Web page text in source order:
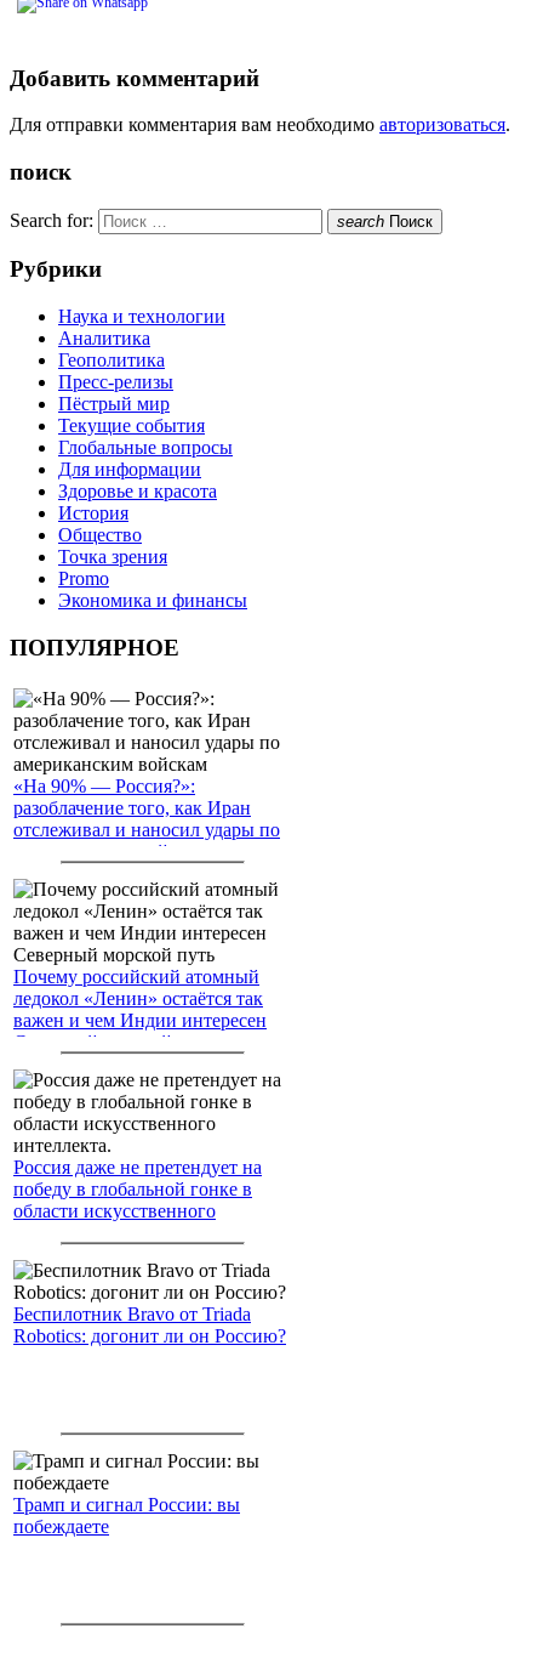
Добавить комментарий
Для отправки комментария вам необходимо авторизоваться.
поиск
Search for: search Поиск
Рубрики
Наука и технологии
Аналитика
Геополитика
Пресс-релизы
Пёстрый мир
Текущие события
Глобальные вопросы
Для информации
Здоровье и красота
История
Общество
Точка зрения
Promo
Экономика и финансы
ПОПУЛЯРНОЕ
«На 90% — Россия?»:
разоблачение того, как Иран
отслеживал и наносил удары по
американским войскам
Почему российский атомный
ледокол «Ленин» остаётся так
важен и чем Индии интересен
Северный морской путь
Россия даже не претендует на
победу в глобальной гонке в
области искусственного
Беспилотник Bravo от Triada
Robotics: догонит ли он Россию?
Трамп и сигнал России: вы
побеждаете